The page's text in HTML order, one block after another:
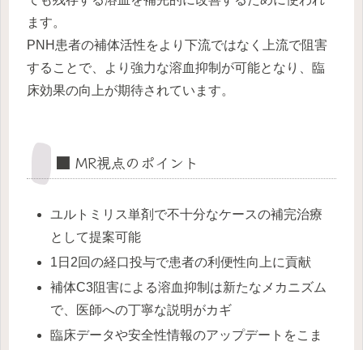
ます。
PNH患者の補体活性をより下流ではなく上流で阻害
することで、より強力な溶血抑制が可能となり、臨
床効果の向上が期待されています。
■ MR視点のポイント
ユルトミリス単剤で不十分なケースの補完治療
として提案可能
1日2回の経口投与で患者の利便性向上に貢献
補体C3阻害による溶血抑制は新たなメカニズム
で、医師への丁寧な説明がカギ
臨床データや安全性情報のアップデートをこま